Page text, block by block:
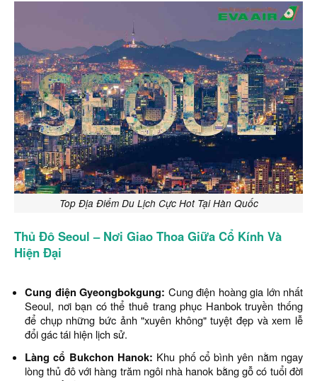
Top Địa Điểm Du Lịch Cực Hot Tại Hàn Quốc
Thủ Đô Seoul – Nơi Giao Thoa Giữa Cổ Kính Và
Hiện Đại
Cung điện Gyeongbokgung: Cung điện hoàng gia lớn nhất
Seoul, nơi bạn có thể thuê trang phục Hanbok truyền thống
để chụp những bức ảnh "xuyên không" tuyệt đẹp và xem lễ
đổi gác tái hiện lịch sử.
Làng cổ Bukchon Hanok: Khu phố cổ bình yên nằm ngay
lòng thủ đô với hàng trăm ngôi nhà hanok bằng gỗ có tuổi đời